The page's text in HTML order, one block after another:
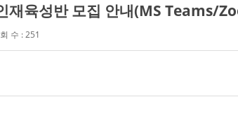
수 : 251